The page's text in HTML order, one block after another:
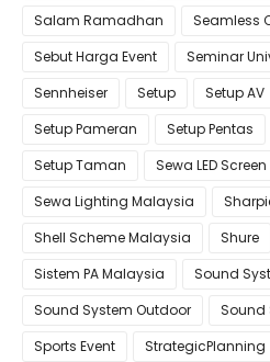
Salam Ramadhan
Seamless
Sebut Harga Event
Seminar
Sennheiser
Setup Setup AV
Setup Pameran
Setup Pentas
Setup Taman
Sewa LED Screen
Sewa Lighting Malaysia
Shell Scheme Malaysia
Shure
Sistem PA Malaysia
Sound
Sound System Outdoor
Sound
Sports Event
StrategicPlanning